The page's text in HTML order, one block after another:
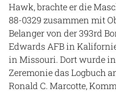
Hawk, brachte er die
88-0329 zusammen mit
Belanger von der 393rd
Edwards AFB in
in Missouri. Dort wurde
Zeremonie das Logbuch
Ronald C. Marcotte,